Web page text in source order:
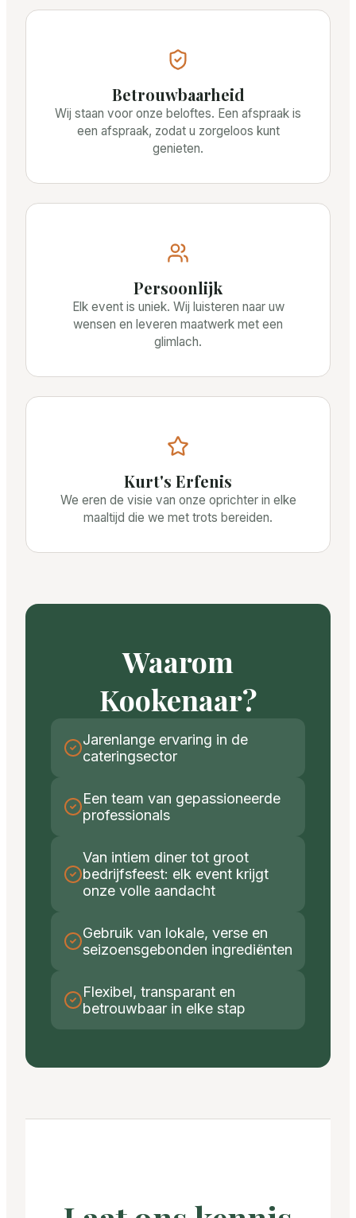
Betrouwbaarheid
Wij staan voor onze beloftes. Een afspraak is
een afspraak, zodat u zorgeloos kunt
genieten.
Persoonlijk
Elk event is uniek. Wij luisteren naar uw
wensen en leveren maatwerk met een
glimlach.
Kurt's Erfenis
We eren de visie van onze oprichter in elke
maaltijd die we met trots bereiden.
Waarom
Kookenaar?
Jarenlange ervaring in de
cateringsector
Een team van gepassioneerde
professionals
Van intiem diner tot groot
bedrijfsfeest: elk event krijgt
onze volle aandacht
Gebruik van lokale, verse en
seizoensgebonden ingrediënten
Flexibel, transparant en
betrouwbaar in elke stap